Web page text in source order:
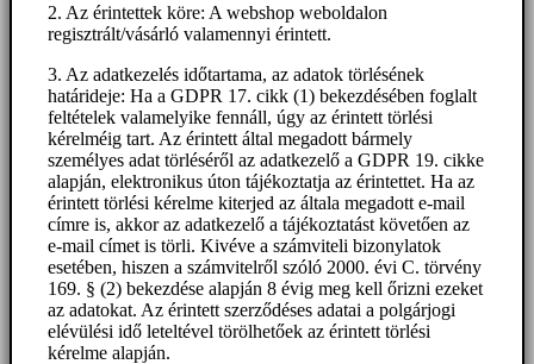
2. Az érintettek köre: A webshop weboldalon
regisztrált/vásárló valamennyi érintett.
3. Az adatkezelés időtartama, az adatok törlésének
határideje: Ha a GDPR 17. cikk (1) bekezdésében foglalt
feltételek valamelyike fennáll, úgy az érintett törlési
kérelméig tart. Az érintett által megadott bármely
személyes adat törléséről az adatkezelő a GDPR 19. cikke
alapján, elektronikus úton tájékoztatja az érintettet. Ha az
érintett törlési kérelme kiterjed az általa megadott e-mail
címre is, akkor az adatkezelő a tájékoztatást követően az
e-mail címet is törli. Kivéve a számviteli bizonylatok
esetében, hiszen a számvitelről szóló 2000. évi C. törvény
169. § (2) bekezdése alapján 8 évig meg kell őrizni ezeket
az adatokat. Az érintett szerződéses adatai a polgárjogi
elévülési idő leteltével törölhetőek az érintett törlési
kérelme alapján.